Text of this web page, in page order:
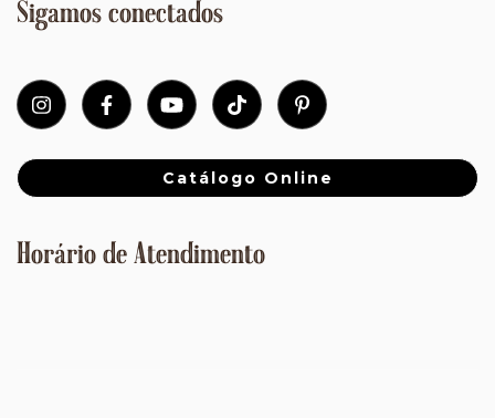
Sigamos conectados
Catálogo Online
Horário de Atendimento